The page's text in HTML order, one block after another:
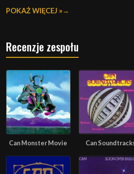
POKAŻ WIĘCEJ »
Recenzje zespołu
Can Monster Movie Can